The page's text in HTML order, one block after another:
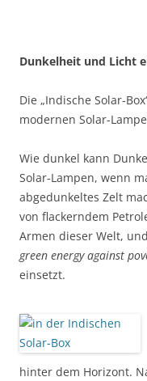
Dunkelheit und Licht
Die „Indische Solar-
modernen Solar-
Wie dunkel kann
Solar-Lampen, wenn
abgedunkeltes Zelt
von flackerndem
Armen dieser Welt,
green energy against
einsetzt.
hinter dem Horizont.